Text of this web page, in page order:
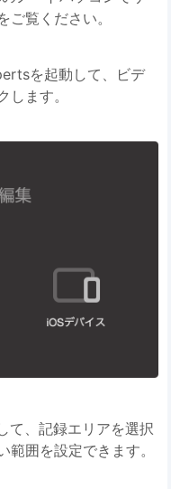
ご覧ください。
を起動して、ビデ
ます。
て、記録エリアを選択
範囲を設定できます。